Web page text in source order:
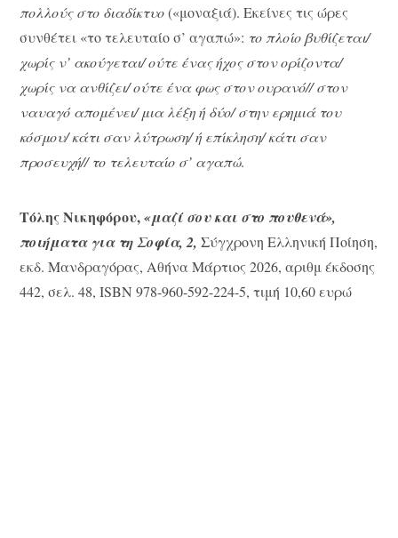
πολλούς στο διαδίκτυο(«μοναξιά). Εκείνες τις ώρες
συνθέτει «το τελευταίο σ’ αγαπώ»: το πλοίο βυθίζεται/
χωρίς ν’ ακούγεται/ούτε ένας ήχος στον ορίζοντα/
χωρίς να ανθίζει/ούτε ένα φως στον ουρανό//στον
ναυαγό απομένει/μια λέξη ή δύο/στην ερημιά του
κόσμου/κάτι σαν λύτρωση/ή επίκληση/κάτι σαν
προσευχή//το τελευταίο σ’ αγαπώ.
Τόλης Νικηφόρου,«μαζί σου και στο πουθενά»,
ποιήματα για τη Σοφία, 2,Σύγχρονη Ελληνική Ποίηση,
εκδ. Μανδραγόρας, Αθήνα Μάρτιος 2026, αριθμ έκδοσης
442, σελ. 48, ISBN 978-960-592-224-5, τιμή 10,60 ευρώ